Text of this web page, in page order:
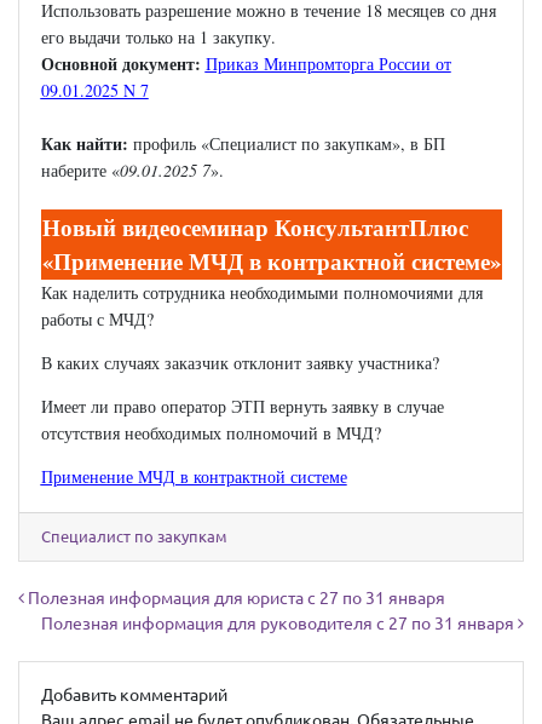
Использовать разрешение можно в течение 18 месяцев со дня
его выдачи только на 1 закупку.
Основной документ: Приказ Минпромторга России от
09.01.2025 N 7
Как найти: профиль «Специалист по закупкам», в БП
наберите «09.01.2025 7».
Новый видеосеминар КонсультантПлюс
«Применение МЧД в контрактной системе»
Как наделить сотрудника необходимыми полномочиями для
работы с МЧД?
В каких случаях заказчик отклонит заявку участника?
Имеет ли право оператор ЭТП вернуть заявку в случае
отсутствия необходимых полномочий в МЧД?
Применение МЧД в контрактной системе
Специалист по закупкам
Навигация по записям
Полезная информация для юриста с 27 по 31 января
Полезная информация для руководителя с 27 по 31 января
Добавить комментарий